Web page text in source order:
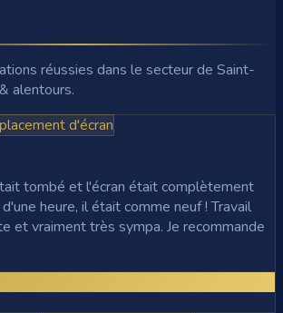
réussies dans le secteur de Saint-
alentours.
d'écran
tombé et l'écran était complètement
heure, il était comme neuf ! Travail
et vraiment très sympa. Je recommande